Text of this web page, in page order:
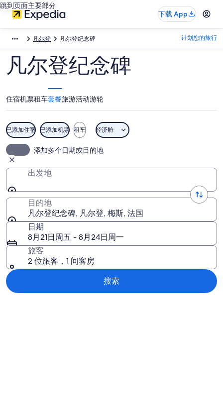
跳到页面主要部分
下载 App
凡尔登 凡尔登纪念碑 计划您的旅行
凡尔登纪念碑
住宿机票租车套餐旅游活动游轮
已添加住宿 已添加机票 租车 经济舱
添加多个日期或目的地
出发地
目的地
凡尔登纪念碑, 凡尔登, 梅斯, 法国
日期
8月21日周五 - 8月24日周一
旅客
2 位旅客，1 间客房
搜索